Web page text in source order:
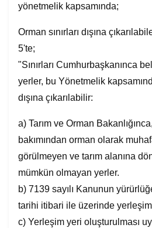
yönetmelik kapsamında;
Orman sınırları dışına
5'te;
"Sınırları Cumhurbaşkanınca
yerler, bu Yönetmelik
dışına çıkarılabilir:
a) Tarım ve Orman
bakımından orman olarak
görülmeyen ve tarım alanına
mümkün olmayan yerler.
b) 7139 sayılı Kanunun
tarihi itibari ile üzerinde
c) Yerleşim yeri oluşturulması